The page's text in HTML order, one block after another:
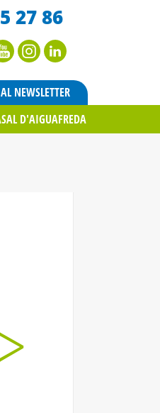
27 86
NEWSLETTER
D'AIGUAFREDA